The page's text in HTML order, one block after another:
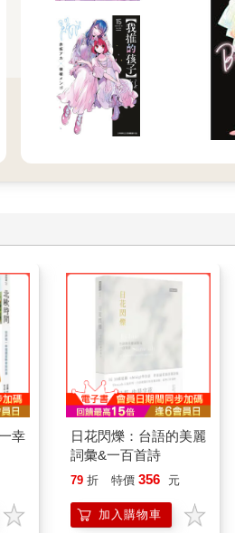
幸
日花閃爍：台語的美麗
詞彙&一百首詩
79 折 特價 356 元
加入購物車